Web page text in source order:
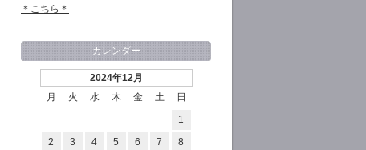
＊こちら＊
カレンダー
2024年12月
月
火 水 木 金 土 日
1
2
3 4 5 6 7
8